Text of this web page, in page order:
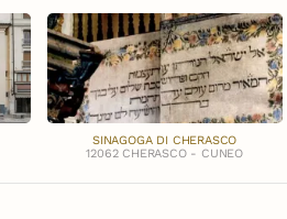
SINAGOGA DI CHERASCO
12062 CHERASCO - CUNEO